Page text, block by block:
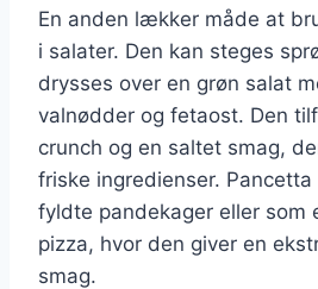
En anden lækker måde at
i salater. Den kan steges
drysses over en grøn salat
valnødder og fetaost. Den
crunch og en saltet smag,
friske ingredienser.
fyldte pandekager eller som
pizza, hvor den giver en
smag.